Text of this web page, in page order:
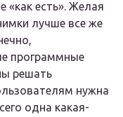
«как есть». Желая
лучше все же
программные
решать
нужна
одна какая-